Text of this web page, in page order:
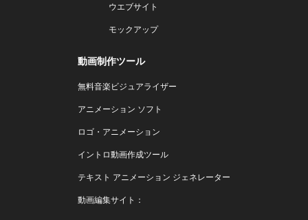
ウエブサイト
モックアップ
動画制作ツール
無料音楽ビジュアライザー
アニメーション ソフト
ロゴ・アニメーション
イントロ動画作成ツール
テキスト アニメーション ジェネレーター
動画編集サイト：